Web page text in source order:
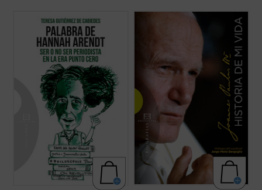
Ilustración de portada: Hervé Alústiza.
Sofía es una universitaria en crisis que se
está planteando dejar la carrera de
Económicas y Derecho a pesar de sus
brillantes calificaciones. Tras ver una
película sobre la filósofa y ...(ver ficha)
Una verdadera "autobiografía" del papa
Wojtyla elaborada a partir de las
confidencias personales que él mismo fue
revelando en los cerca de quince mil textos
y discursos que llevo a cabo durante sus
27 años de pontificado....